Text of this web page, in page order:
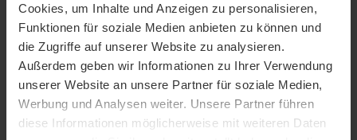
Cookies, um Inhalte und Anzeigen zu personalisieren,
Funktionen für soziale Medien anbieten zu können und
die Zugriffe auf unserer Website zu analysieren.
Außerdem geben wir Informationen zu Ihrer Verwendung
unserer Website an unsere Partner für soziale Medien,
Werbung und Analysen weiter. Unsere Partner führen
diese Informationen möglicherweise mit weiteren Daten